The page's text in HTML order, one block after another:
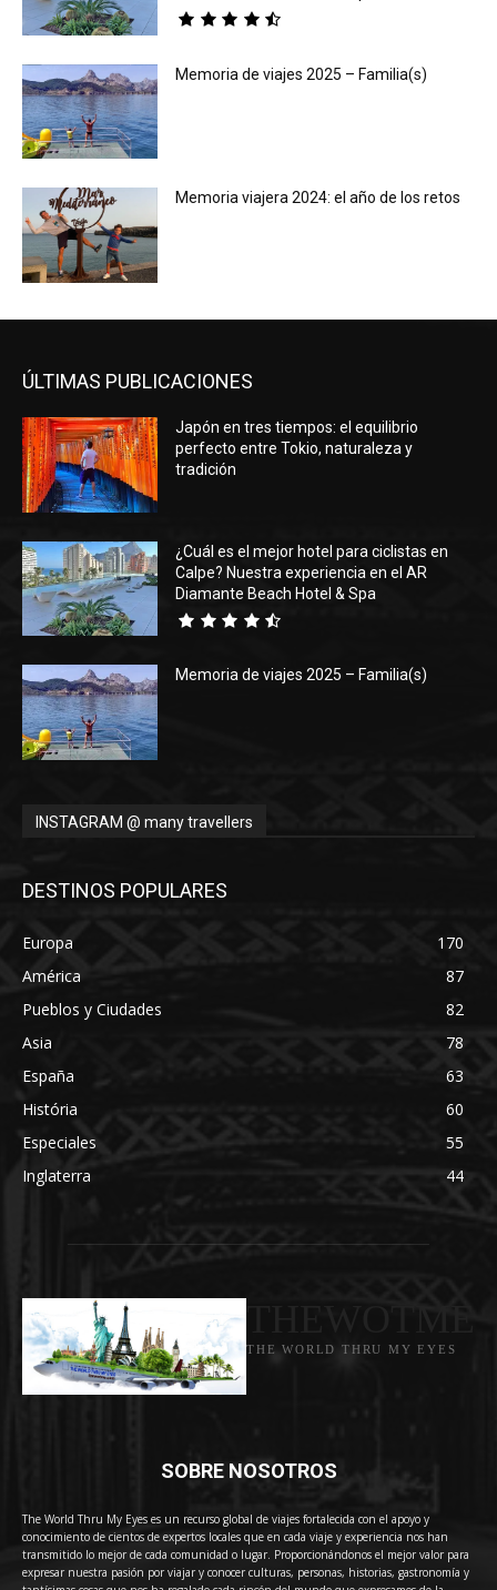
Memoria de viajes 2025 – Familia(s)
Memoria viajera 2024: el año de los retos
ÚLTIMAS PUBLICACIONES
Japón en tres tiempos: el equilibrio
perfecto entre Tokio, naturaleza y
tradición
¿Cuál es el mejor hotel para ciclistas en
Calpe? Nuestra experiencia en el AR
Diamante Beach Hotel & Spa
Memoria de viajes 2025 – Familia(s)
INSTAGRAM @ many travellers
DESTINOS POPULARES
Europa
170
América
87
Pueblos y Ciudades
82
Asia
78
España
63
História
60
Especiales
55
Inglaterra
44
THE WORLD THRU MY EYES
SOBRE NOSOTROS
The World Thru My Eyes es un recurso global de viajes fortalecida con el apoyo y
conocimiento de cientos de expertos locales que en cada viaje y experiencia nos han
transmitido lo mejor de cada comunidad o lugar. Proporcionándonos el mejor valor para
expresar nuestra pasión por viajar y conocer culturas, personas, historias, gastronomía y